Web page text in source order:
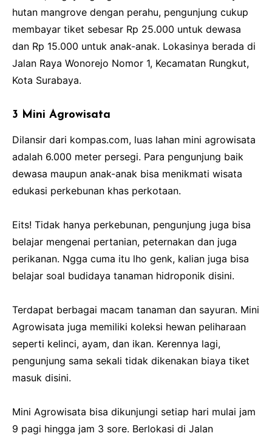
hutan mangrove dengan perahu, pengunjung cukup
membayar tiket sebesar Rp 25.000 untuk dewasa
dan Rp 15.000 untuk anak-anak. Lokasinya berada di
Jalan Raya Wonorejo Nomor 1, Kecamatan Rungkut,
Kota Surabaya.
3 Mini Agrowisata
Dilansir dari kompas.com, luas lahan mini agrowisata
adalah 6.000 meter persegi. Para pengunjung baik
dewasa maupun anak-anak bisa menikmati wisata
edukasi perkebunan khas perkotaan.
Eits! Tidak hanya perkebunan, pengunjung juga bisa
belajar mengenai pertanian, peternakan dan juga
perikanan. Ngga cuma itu lho genk, kalian juga bisa
belajar soal budidaya tanaman hidroponik disini.
Terdapat berbagai macam tanaman dan sayuran. Mini
Agrowisata juga memiliki koleksi hewan peliharaan
seperti kelinci, ayam, dan ikan. Kerennya lagi,
pengunjung sama sekali tidak dikenakan biaya tiket
masuk disini.
Mini Agrowisata bisa dikunjungi setiap hari mulai jam
9 pagi hingga jam 3 sore. Berlokasi di Jalan